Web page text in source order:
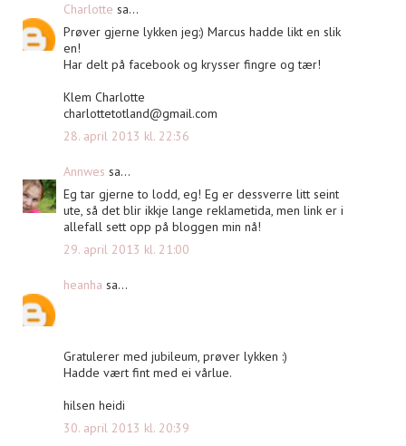
Charlotte sa...
Prøver gjerne lykken jeg:) Marcus hadde likt en slik
en!
Har delt på facebook og krysser fingre og tær!
Klem Charlotte
charlottetotland@gmail.com
28. april 2013 kl. 22:36
Annwes sa...
Eg tar gjerne to lodd, eg! Eg er dessverre litt seint
ute, så det blir ikkje lange reklametida, men link er i
allefall sett opp på bloggen min nå!
29. april 2013 kl. 21:00
heanha sa...
Gratulerer med jubileum, prøver lykken :)
Hadde vært fint med ei vårlue.
hilsen heidi
30. april 2013 kl. 20:39